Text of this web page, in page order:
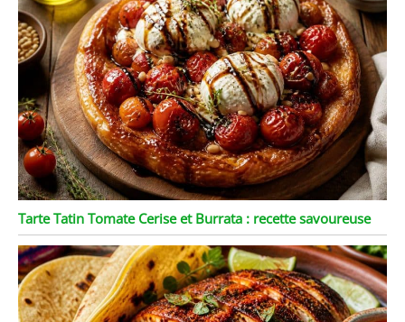
Tarte Tatin Tomate Cerise et Burrata : recette savoureuse